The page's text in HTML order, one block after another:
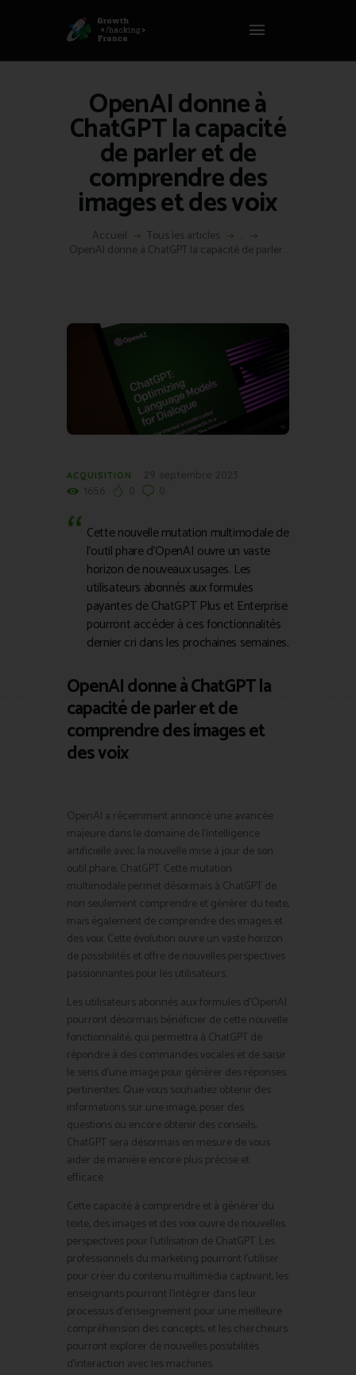
OpenAI donne à
ChatGPT la capacité
de parler et de
comprendre des
images et des voix
Accueil Tous les articles
OpenAI donne à ChatGPT la capacité de parler...
GROWTH HACKING FRANCE
ACCUEIL
HACKS
VOUS ÊTES ?
RESSOURCES
L’AGENCE
ÉTHIQUE
CONTACT
ACQUISITION
Cette nouvelle mutation multimodale de
l’outil phare d’OpenAI ouvre un vaste
horizon de nouveaux usages. Les
utilisateurs abonnés aux formules
payantes de ChatGPT Plus et Enterprise
pourront accéder à ces fonctionnalités
dernier cri dans les prochaines semaines.
OpenAI donne à ChatGPT la
capacité de parler et de
comprendre des images et
des voix
OpenAI a récemment annoncé une avancée
majeure dans le domaine de l’intelligence
artificielle avec la nouvelle mise à jour de son
outil phare, ChatGPT. Cette mutation
multimodale permet désormais à ChatGPT de
non seulement comprendre et générer du texte,
mais également de comprendre des images et
des voix. Cette évolution ouvre un vaste horizon
de possibilités et offre de nouvelles perspectives
passionnantes pour les utilisateurs.
Les utilisateurs abonnés aux formules d’OpenAI
pourront désormais bénéficier de cette nouvelle
fonctionnalité, qui permettra à ChatGPT de
répondre à des commandes vocales et de saisir
le sens d’une image pour générer des réponses
pertinentes. Que vous souhaitiez obtenir des
informations sur une image, poser des
questions ou encore obtenir des conseils,
ChatGPT sera désormais en mesure de vous
aider de manière encore plus précise et
efficace.
Cette capacité à comprendre et à générer du
texte, des images et des voix ouvre de nouvelles
perspectives pour l’utilisation de ChatGPT. Les
professionnels du marketing pourront l’utiliser
pour créer du contenu multimédia captivant, les
enseignants pourront l’intégrer dans leur
processus d’enseignement pour une meilleure
compréhension des concepts, et les chercheurs
pourront explorer de nouvelles possibilités
d’interaction avec les machines.